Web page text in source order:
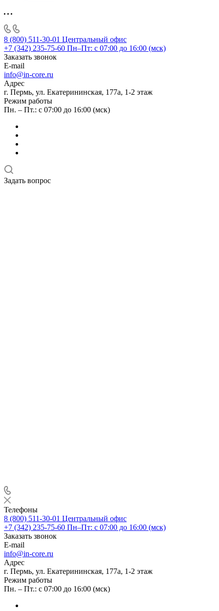
8 (800) 511-30-01 Центральный офис
+7 (342) 235-75-60 Пн–Пт: с 07:00 до 16:00 (мск)
Заказать звонок
E-mail
info@in-core.ru
Адрес
г. Пермь, ул. ​Екатерининская, 177а, ​1-2 этаж
Режим работы
Пн. – Пт.: с 07:00 до 16:00 (мск)
Задать вопрос
Телефоны
8 (800) 511-30-01 Центральный офис
+7 (342) 235-75-60 Пн–Пт: с 07:00 до 16:00 (мск)
Заказать звонок
E-mail
info@in-core.ru
Адрес
г. Пермь, ул. ​Екатерининская, 177а, ​1-2 этаж
Режим работы
Пн. – Пт.: с 07:00 до 16:00 (мск)